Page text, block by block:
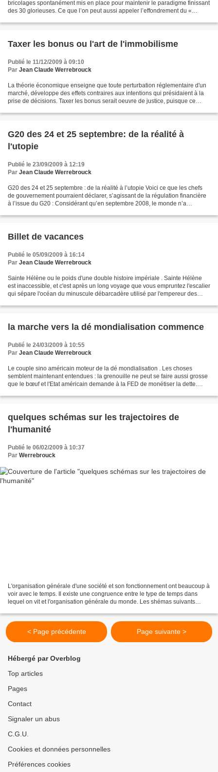
bricolages spontanément mis en place pour maintenir le paradigme finissant
des 30 glorieuses. Ce que l’on peut aussi appeler l’effondrement du «
Taxer les bonus ou l'art de l'immobilisme
Publié le 11/12/2009 à 09:10
Par Jean Claude Werrebrouck
La théorie économique enseigne que toute perturbation réglementaire d'un
marché, développe des effets contraires aux intentions qui présidaient à la
prise de décisions. Taxer les bonus serait oeuvre de justice, puisque ce
G20 des 24 et 25 septembre: de la réalité à
l'utopie
Publié le 23/09/2009 à 12:19
Par Jean Claude Werrebrouck
G20 des 24 et 25 septembre : de la réalité à l’utopie Voici ce que les chefs
de gouvernement pourraient déclarer, s’agissant de la régulation financière
à l’issue du G20 : Considérant qu’en septembre 2008, le monde n’a
Billet de vacances
Publié le 05/09/2009 à 16:14
Par Jean Claude Werrebrouck
Sainte Hélène ou le poids d'une double histoire impériale . Sainte Hélène
est inaccessible, et c'est après un long voyage que vous empruntez l'escalier
qui sépare l'océan du minuscule débarcadère utilisé par l'empereur des
la marche vers la dé mondialisation commence
Publié le 24/03/2009 à 10:55
Par Jean Claude Werrebrouck
Le couple sino américain moteur de la dé mondialisation . Les choses
semblent maintenant entendues : la grenouille ne peut se faire aussi grosse
que le bœuf et l'Etat américain demande à la FED de monétiser la dette.
quelques schémas sur les trajectoires de
l'humanité
Publié le 06/02/2009 à 10:37
Par Werrebrouck
L'organisation générale d'une société et son fonctionnement ont beaucoup à
voir avec le temps. Il existe une congruence entre le type de temps dans
lequel on vit et l'organisation générale du monde. Les shémas suivants
< Page précédente Page suivante >
Hébergé par Overblog
Top articles
Pages
Contact
Signaler un abus
C.G.U.
Cookies et données personnelles
Préférences cookies